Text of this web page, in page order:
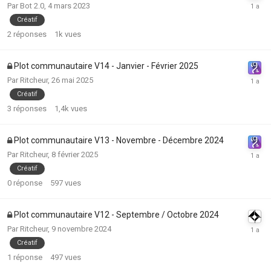
Par Bot 2.0 4 mars 2023
Créatif
2 réponses 1k vues
Plot communautaire V14 - Janvier - Février 2025
Par Ritcheur, 26 mai 2025
Créatif
3 réponses 1,4k vues
Plot communautaire V13 - Novembre - Décembre 2024
Par Ritcheur, 8 février 2025
Créatif
0 réponse 597 vues
Plot communautaire V12 - Septembre / Octobre 2024
Par Ritcheur, 9 novembre 2024
Créatif
1 réponse 497 vues